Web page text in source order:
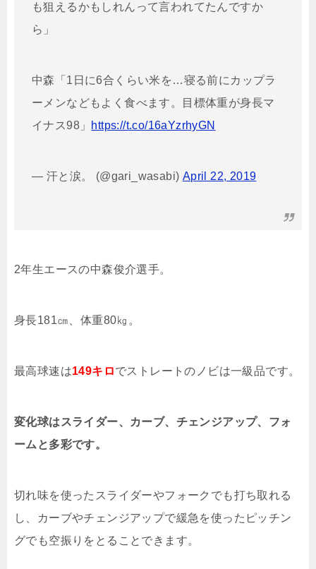
も狙えるかもしれんって言われてたんですか
ら」
中森「1日に6合くらい米を…寝る前にカップラ
ーメンなどもよく食べます。目標体重が身長マ
イナス98」 https://t.co/16aYzrhyGN
— 汗と涙。 (@gari_wasabi) April 22, 2019
2年生エースの中森俊介選手。
身長181㎝、体重80㎏。
最高球速は149キロでストレートのノビは一級品です。
変化球はスライダー、カーブ、チェンジアップ、フォ
ームと多彩です。
切れ味を使ったスライダーやフォークでも打ち取れる
し、カーブやチェンジアップで緩急を使ったピッチン
グでも空振りをとることできます。